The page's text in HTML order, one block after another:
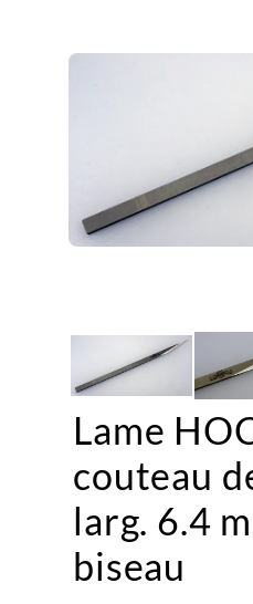
Lame
couteau
larg. 6.4
biseau